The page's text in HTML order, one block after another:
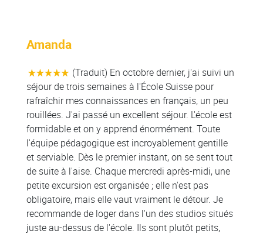
Amanda
(Traduit) En octobre dernier, j'ai suivi un
séjour de trois semaines à l'École Suisse pour
rafraîchir mes connaissances en français, un peu
rouillées. J'ai passé un excellent séjour. L'école est
formidable et on y apprend énormément. Toute
l'équipe pédagogique est incroyablement gentille
et serviable. Dès le premier instant, on se sent tout
de suite à l'aise. Chaque mercredi après-midi, une
petite excursion est organisée ; elle n'est pas
obligatoire, mais elle vaut vraiment le détour. Je
recommande de loger dans l'un des studios situés
juste au-dessus de l'école. Ils sont plutôt petits,